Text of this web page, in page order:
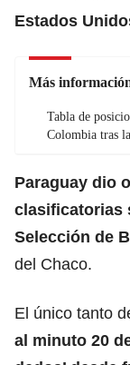
Estados
Más
Tabla de
Colombia tras
Paraguay dio
clasificatorias
Selección de
del Chaco.
El único tanto
al minuto 20